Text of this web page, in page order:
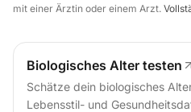
mit einer Ärztin oder einem Arzt.
Biologisches Alter testen
Schätze dein biologisches
Lebensstil- und